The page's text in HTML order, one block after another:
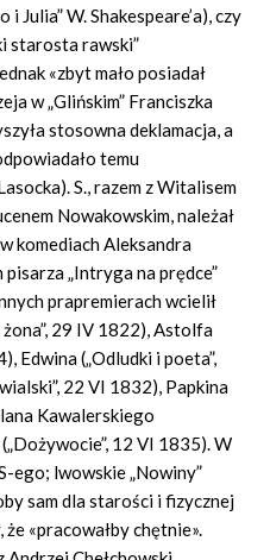
i Julia” W. Shakespeare’a), czy
starosta rawski”
«zbyt mało posiadał
w „Glińskim” Franciszka
stosowna deklamacja, a
temu
S., razem z Witalisem
Nowakowskim, należał
komediach Aleksandra
„Intryga na prędce”
prapremierach wcielił
29 IV 1822), Astolfa
Edwina („Odludki i poeta”,
22 VI 1832), Papkina
Kawalerskiego
12 VI 1835). W
ego; lwowskie „Nowiny”
sam dla starości i fizycznej
że «pracowałby chętnie».